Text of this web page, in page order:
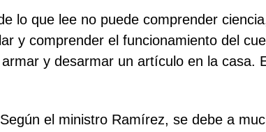
lo que lee no puede comprender
y comprender el funcionamiento del
y desarmar un artículo en la casa.
el ministro Ramírez, se debe a